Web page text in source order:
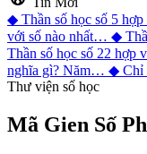
◆ Thần số học số 5
với số nào nhất… ◆
Thần số học số 22 hợp
nghĩa gì? Năm… ◆ Chỉ
Thư viện số học
Mã Gien Số